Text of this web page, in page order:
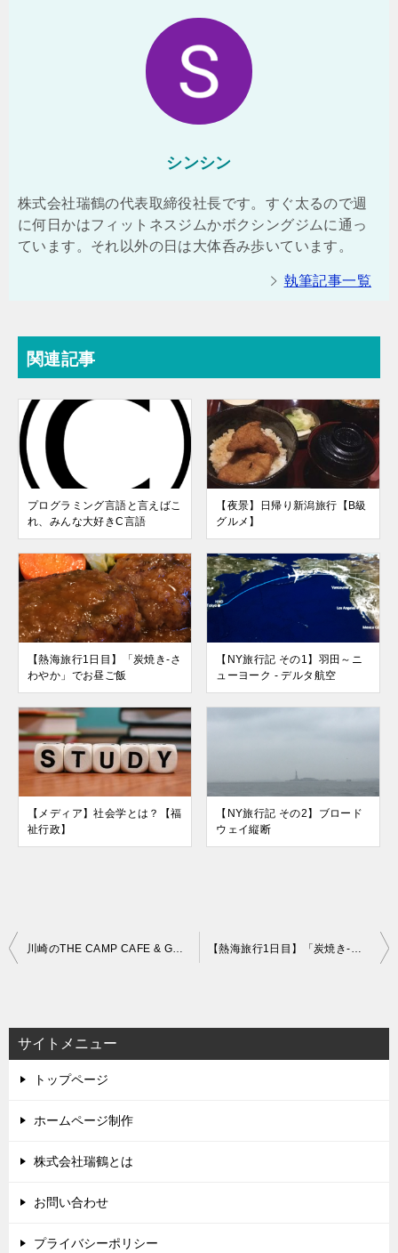
シンシン
株式会社瑞鶴の代表取締役社長です。すぐ太るので週
に何日かはフィットネスジムかボクシングジムに通っ
ています。それ以外の日は大体呑み歩いています。
執筆記事一覧
関連記事
プログラミング言語と言えばこ
れ、みんな大好きC言語
【夜景】日帰り新潟旅行【B級
グルメ】
【熱海旅行1日目】「炭焼き-さ
わやか」でお昼ご飯
【NY旅行記 その1】羽田～ニ
ューヨーク - デルタ航空
【メディア】社会学とは？【福
祉行政】
【NY旅行記 その2】ブロード
ウェイ縦断
投
ビ
ゲ
ー
シ
サイトメニュー
トップページ
ホームページ制作
株式会社瑞鶴とは
お問い合わせ
プライバシーポリシー